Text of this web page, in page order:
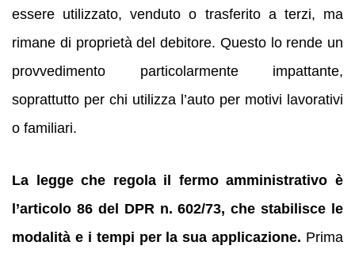
essere utilizzato, venduto o trasferito a terzi, ma
rimane di proprietà del debitore. Questo lo rende un
provvedimento particolarmente impattante,
soprattutto per chi utilizza l’auto per motivi lavorativi
o familiari.
La legge che regola il fermo amministrativo è
l’articolo 86 del DPR n. 602/73, che stabilisce le
modalità e i tempi per la sua applicazione. Prima